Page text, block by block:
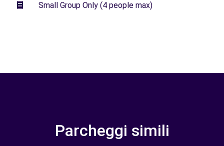
Small Group Only (4 people max)
Parcheggi simili